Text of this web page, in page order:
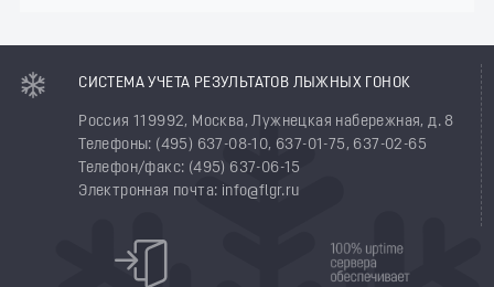
СИСТЕМА УЧЕТА РЕЗУЛЬТАТОВ ЛЫЖНЫХ ГОНОК
Россия 119992, Москва, Лужнецкая набережная, д. 8
Телефоны: (495) 637-08-10, 637-01-75, 637-02-65
Телефон/факс: (495) 637-06-15
Электронная почта: info@flgr.ru